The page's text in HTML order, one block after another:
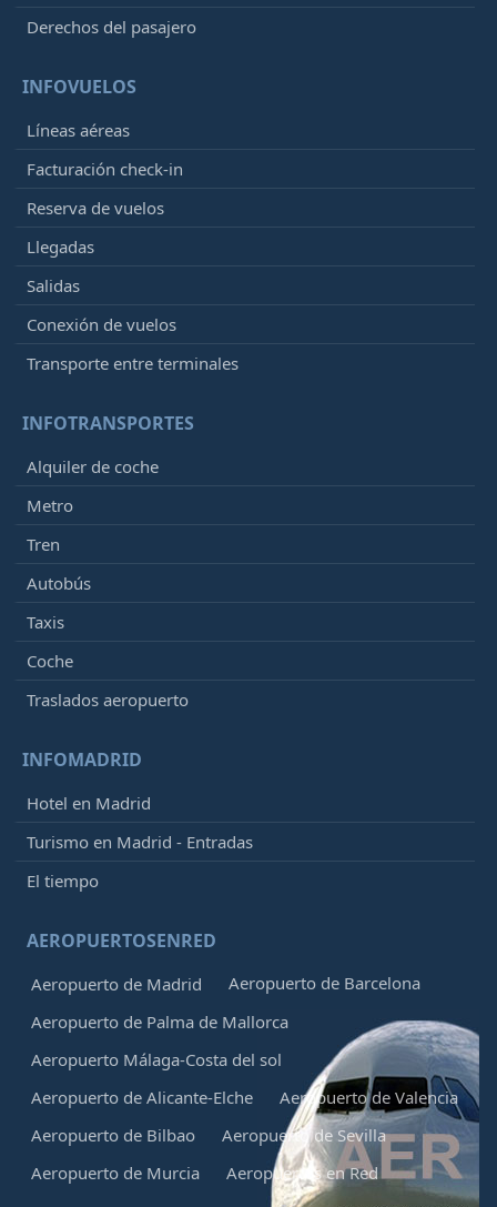
Derechos del pasajero
INFOVUELOS
Líneas aéreas
Facturación check-in
Reserva de vuelos
Llegadas
Salidas
Conexión de vuelos
Transporte entre terminales
INFOTRANSPORTES
Alquiler de coche
Metro
Tren
Autobús
Taxis
Coche
Traslados aeropuerto
INFOMADRID
Hotel en Madrid
Turismo en Madrid - Entradas
El tiempo
AEROPUERTOSENRED
Aeropuerto de Madrid
Aeropuerto de Barcelona
Aeropuerto de Palma de Mallorca
Aeropuerto Málaga-Costa del sol
Aeropuerto de Alicante-Elche
Aeropuerto de Valencia
Aeropuerto de Bilbao
Aeropuerto de Sevilla
Aeropuerto de Murcia
Aeropuertos en Red